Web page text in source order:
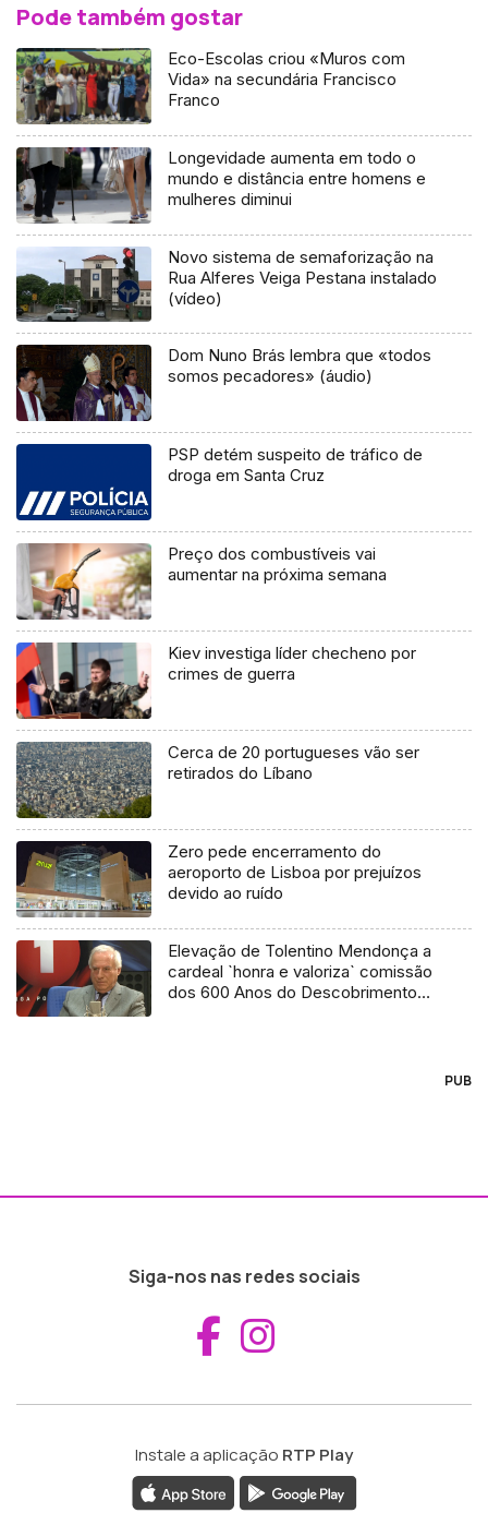
Pode também gostar
Eco-Escolas criou «Muros com
Vida» na secundária Francisco
Franco
Longevidade aumenta em todo o
mundo e distância entre homens e
mulheres diminui
Novo sistema de semaforização na
Rua Alferes Veiga Pestana instalado
(vídeo)
Dom Nuno Brás lembra que «todos
somos pecadores» (áudio)
PSP detém suspeito de tráfico de
droga em Santa Cruz
Preço dos combustíveis vai
aumentar na próxima semana
Kiev investiga líder checheno por
crimes de guerra
Cerca de 20 portugueses vão ser
retirados do Líbano
Zero pede encerramento do
aeroporto de Lisboa por prejuízos
devido ao ruído
Elevação de Tolentino Mendonça a
cardeal `honra e valoriza` comissão
dos 600 Anos do Descobrimento
PUB
Siga-nos nas redes sociais
Aceder ao
Instale a aplicação RTP Play